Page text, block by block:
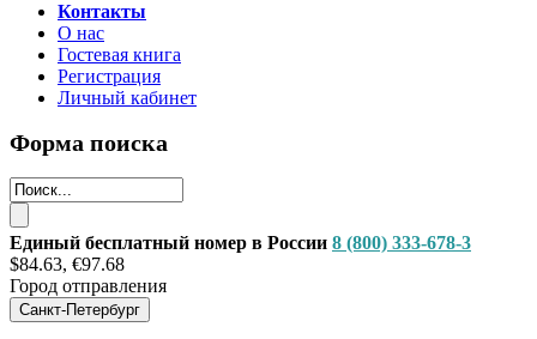
Контакты
О нас
Гостевая книга
Регистрация
Личный кабинет
Форма поиска
Единый бесплатный номер в России 8 (800) 333-678-3
$84.63, €97.68
Город отправления
Санкт-Петербург